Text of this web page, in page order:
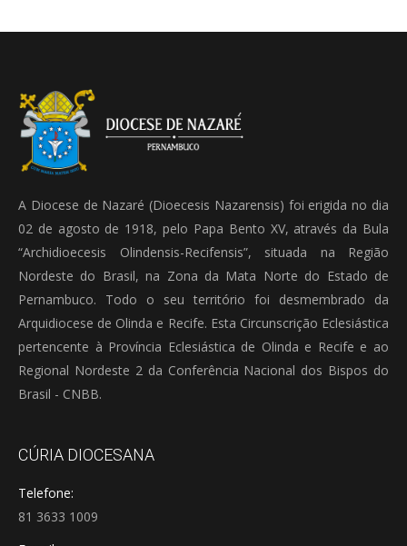
A Diocese de Nazaré (Dioecesis Nazarensis) foi erigida no dia
02 de agosto de 1918, pelo Papa Bento XV, através da Bula
“Archidioecesis Olindensis-Recifensis”, situada na Região
Nordeste do Brasil, na Zona da Mata Norte do Estado de
Pernambuco. Todo o seu território foi desmembrado da
Arquidiocese de Olinda e Recife. Esta Circunscrição Eclesiástica
pertencente à Província Eclesiástica de Olinda e Recife e ao
Regional Nordeste 2 da Conferência Nacional dos Bispos do
Brasil - CNBB.
CÚRIA DIOCESANA
Telefone:
81 3633 1009